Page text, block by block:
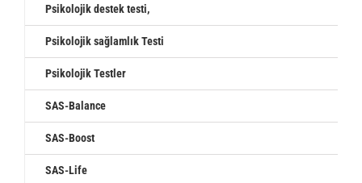
Psikolojik destek testi,
Psikolojik sağlamlık Testi
Psikolojik Testler
SAS-Balance
SAS-Boost
SAS-Life